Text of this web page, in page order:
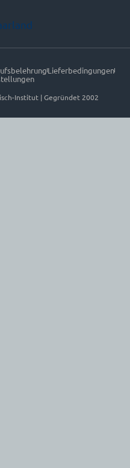
Lieferbedingungen
Institut | Gegründet 2002